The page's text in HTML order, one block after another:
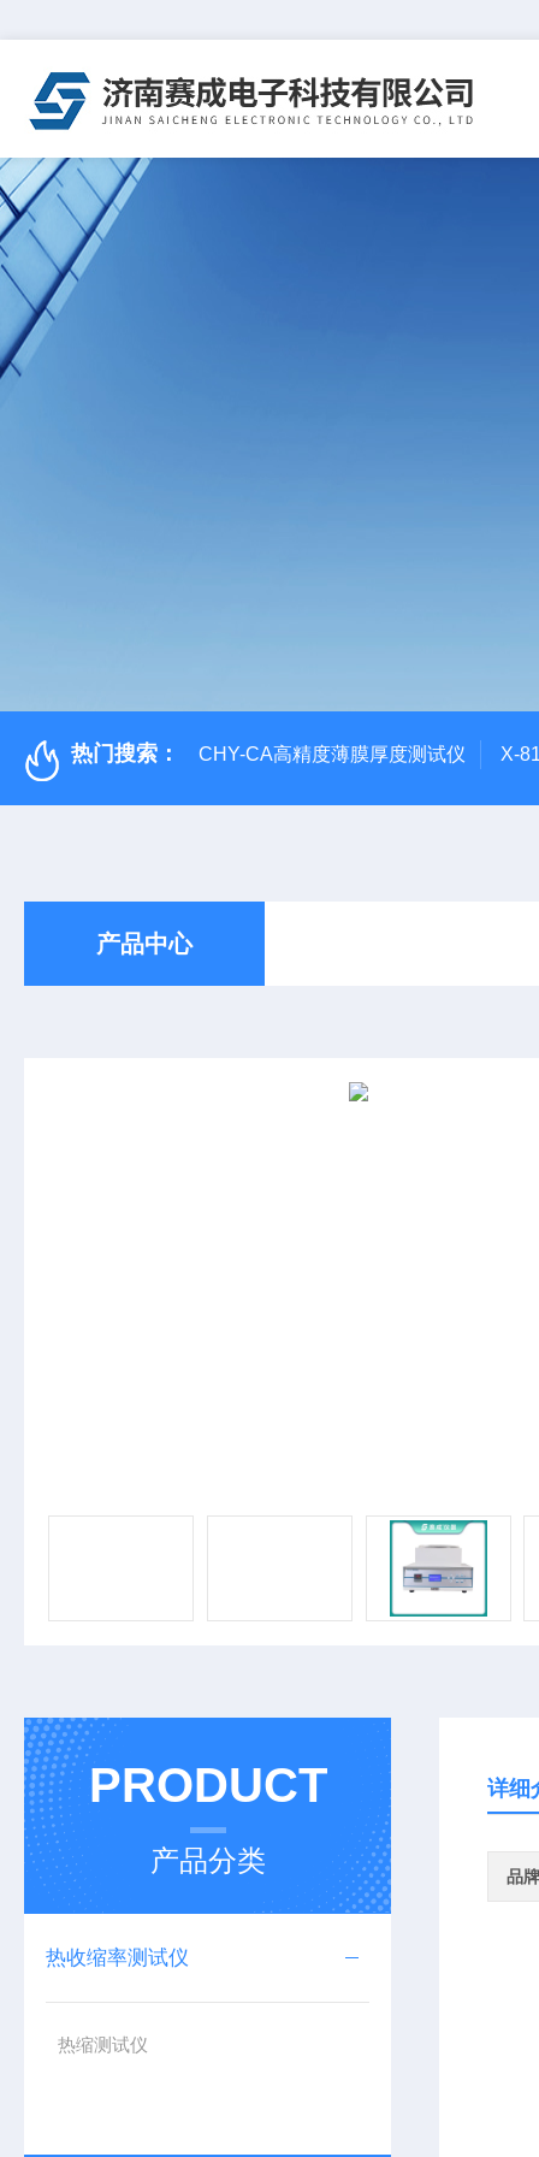
热门搜索： CHY-CA高精度薄膜厚度测试仪 X-
产品中心
PRODUCT
产品分类
热收缩率测试仪
热缩测试仪
详细
品牌